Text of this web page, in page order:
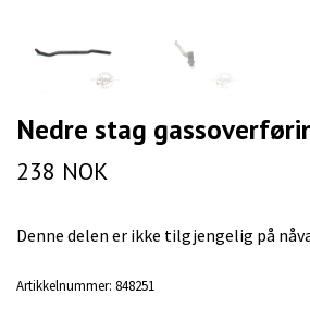
Nedre stag
238 NOK
Denne delen er ikke tilgjengelig på
Artikkelnummer: 848251